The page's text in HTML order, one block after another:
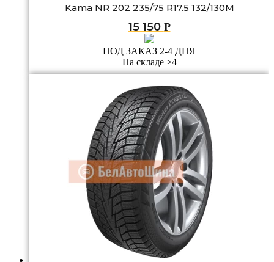
Kama NR 202 235/75 R17.5 132/130M
15 150 Р
ПОД ЗАКАЗ 2-4 ДНЯ
На складе >4